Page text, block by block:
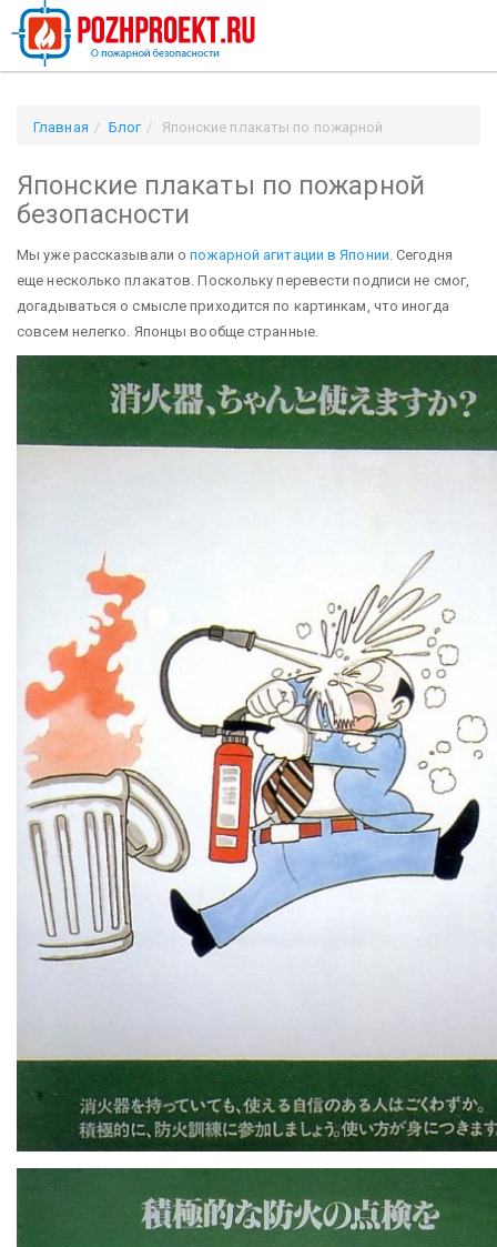
Главная Блог
Японские плакаты по пожарной
Японские плакаты по пожарной
безопасности
Мы уже рассказывали опожарной агитации в Японии . Сегодня
еще несколько плакатов. Поскольку перевести подписи не смог,
догадываться о смысле приходится по картинкам, что иногда
совсем нелегко. Японцы вообще странные.